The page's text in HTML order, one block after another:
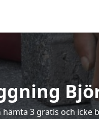
3 gratis och